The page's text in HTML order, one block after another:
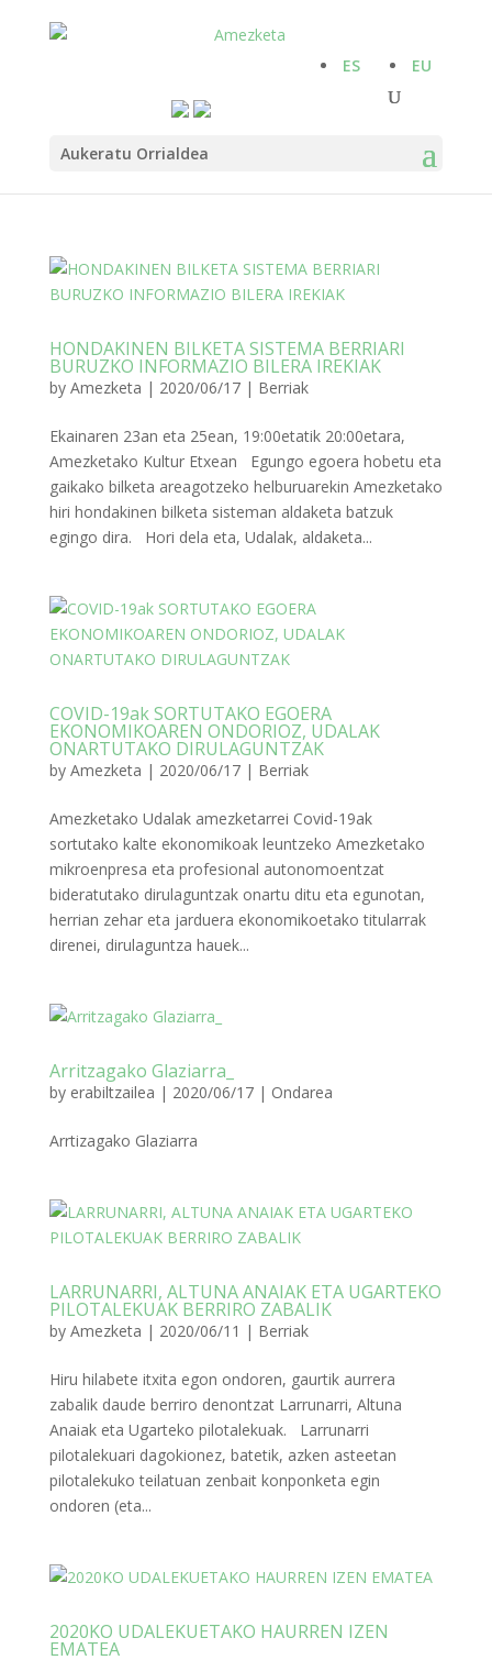
Aukeratu Orrialdea
ES EU
HONDAKINEN BILKETA SISTEMA BERRIARI
BURUZKO INFORMAZIO BILERA IREKIAK
by Amezketa | 2020/06/17| Berriak
Ekainaren 23an eta 25ean, 19:00etatik 20:00etara,
Amezketako Kultur Etxean Egungo egoera hobetu eta
gaikako bilketa areagotzeko helburuarekin Amezketako
hiri hondakinen bilketa sisteman aldaketa batzuk
egingo dira. Hori dela eta, Udalak, aldaketa...
COVID-19ak SORTUTAKO EGOERA
EKONOMIKOAREN ONDORIOZ, UDALAK
ONARTUTAKO DIRULAGUNTZAK
by Amezketa | 2020/06/17| Berriak
Amezketako Udalak amezketarrei Covid-19ak
sortutako kalte ekonomikoak leuntzeko Amezketako
mikroenpresa eta profesional autonomoentzat
bideratutako dirulaguntzak onartu ditu eta egunotan,
herrian zehar eta jarduera ekonomikoetako titularrak
direnei, dirulaguntza hauek...
Arritzagako Glaziarra_
by erabiltzailea | 2020/06/17| Ondarea
Arrtizagako Glaziarra
LARRUNARRI, ALTUNA ANAIAK ETA UGARTEKO
PILOTALEKUAK BERRIRO ZABALIK
by Amezketa | 2020/06/11 | Berriak
Hiru hilabete itxita egon ondoren, gaurtik aurrera
zabalik daude berriro denontzat Larrunarri, Altuna
Anaiak eta Ugarteko pilotalekuak. Larrunarri
pilotalekuari dagokionez, batetik, azken asteetan
pilotalekuko teilatuan zenbait konponketa egin
ondoren (eta...
2020KO UDALEKUETAKO HAURREN IZEN
EMATEA